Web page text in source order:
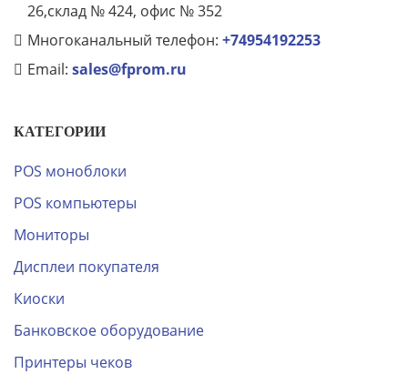
26,склад № 424, офис № 352
Многоканальный телефон: +74954192253
Email: sales@fprom.ru
КАТЕГОРИИ
POS моноблоки
POS компьютеры
Мониторы
Дисплеи покупателя
Киоски
Банковское оборудование
Принтеры чеков